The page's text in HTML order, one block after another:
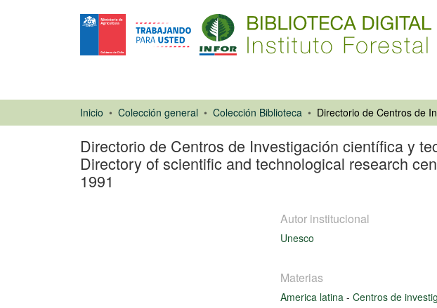
Inicio Colección general Colección Biblioteca
Directorio de Centros de Investigación científica y
Directory of scientific and technological research
1991
Autor institucional
Unesco
Materias
America latina - Centros de